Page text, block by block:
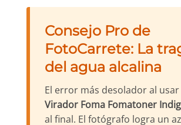
Consejo Pro de
FotoCarrete: La
del agua alcalina
El error más desolador al usar
Virador Foma Fomatoner
al final. El fotógrafo logra un